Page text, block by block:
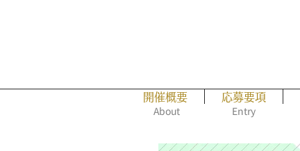
開催概要 応募要項
About Entry